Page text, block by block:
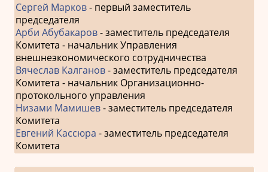
Сергей Марков- первый заместитель
председателя
Арби Абубакаров- заместитель председателя
Комитета - начальник Управления
внешнеэкономического сотрудничества
Вячеслав Калганов- заместитель председателя
Комитета - начальник Организационно-
протокольного управления
Низами Мамишев- заместитель председателя
Комитета
Евгений Кассюра - заместитель председателя
Комитета